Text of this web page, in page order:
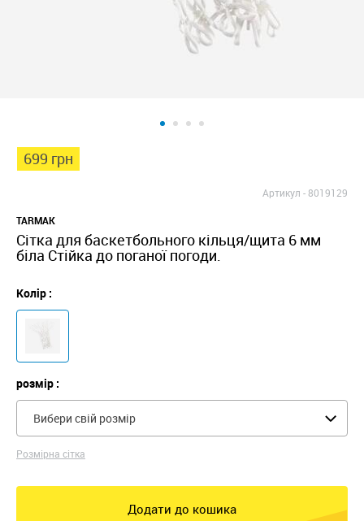
699 грн
Артикул -8019129
TARMAK
Сітка для баскетбольного кільця/щита 6 мм
біла Стійка до поганої погоди.
Колір :
розмір :
Вибери свій розмір
Розмірна сітка
Додати до кошика